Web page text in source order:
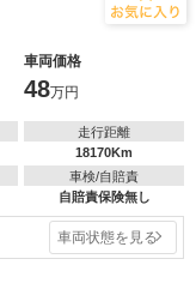
車両価格
48万円
走行距離
18170Km
車検/自賠責
自賠責保険無し
車両状態を見る